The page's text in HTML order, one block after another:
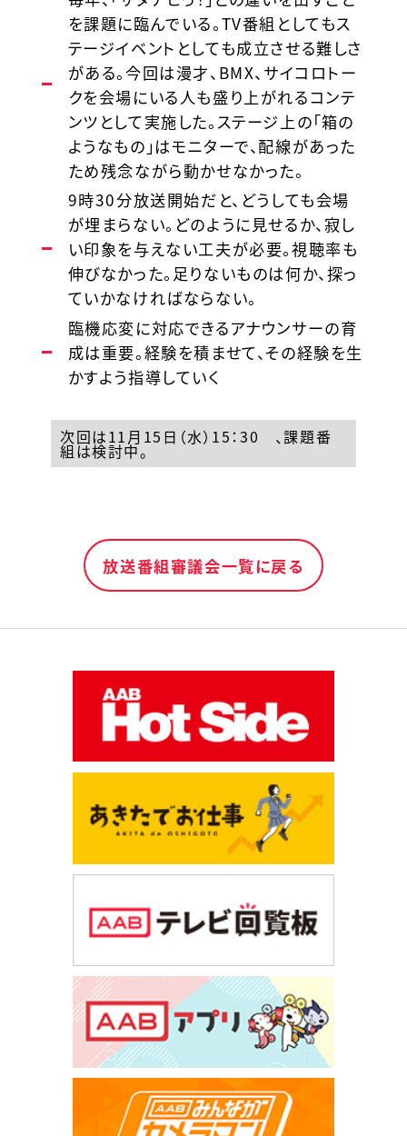
を課題に臨んでいる。TV番組としてもス
テージイベントとしても成立させる難しさ
がある。今回は漫才、BMX、サイコロトー
クを会場にいる人も盛り上がれるコンテ
ンツとして実施した。ステージ上の「箱の
ようなもの」はモニターで、配線があった
ため残念ながら動かせなかった。
9時30分放送開始だと、どうしても会場
が埋まらない。どのように見せるか、寂し
い印象を与えない工夫が必要。視聴率も
伸びなかった。足りないものは何か、探っ
ていかなければならない。
臨機応変に対応できるアナウンサーの育
成は重要。経験を積ませて、その経験を生
かすよう指導していく
次回は11月15日（水）15：30 、課題番
組は検討中。
放送番組審議会一覧に戻る